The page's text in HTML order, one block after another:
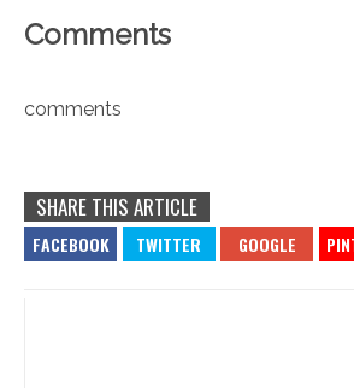
Comments
comments
SHARE THIS ARTICLE